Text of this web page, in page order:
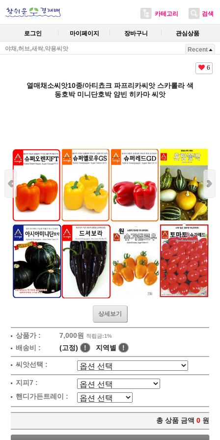
카테고리 검색
로그인 마이페이지 장바구니 관심상품
야채,허브,새싹,약용씨앗 Recent
6
열매채소씨앗10종/아티쵸크 파프리카씨앗 스카롤라 색
동호박 미니단호박 얌빈 히카마 씨앗
상세보기
상품가 : 7,000원 적립금:1%
배송비 : (고정) ! 지역별 !
씨앗선택 :
지피7 :
핸디가든트레이 :
총 상품 금액 0 원